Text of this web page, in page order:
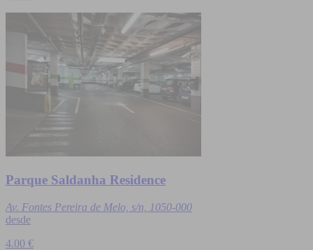
Parque Saldanha Residence
Av. Fontes Pereira de Melo, s/n, 1050-000
desde
4.00 €